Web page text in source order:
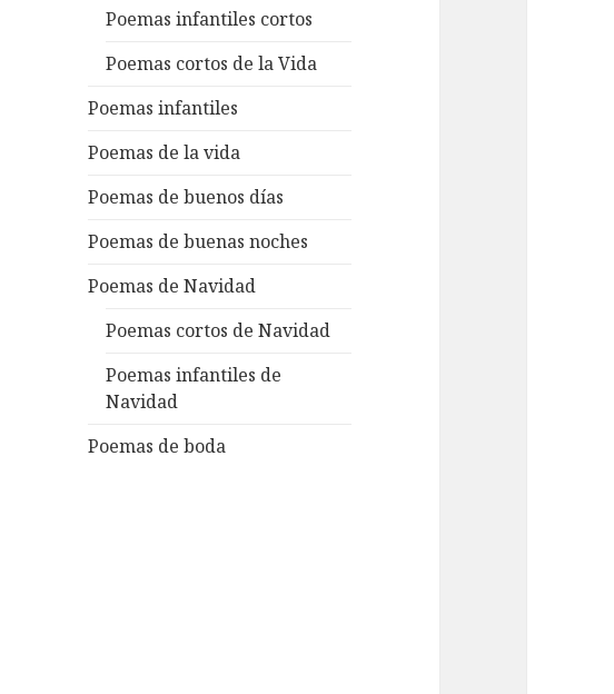
Poemas infantiles cortos
Poemas cortos de la Vida
Poemas infantiles
Poemas de la vida
Poemas de buenos días
Poemas de buenas noches
Poemas de Navidad
Poemas cortos de Navidad
Poemas infantiles de
Navidad
Poemas de boda